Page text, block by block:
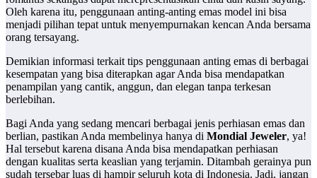
Oleh karena itu, penggunaan anting-anting emas model ini bisa
menjadi pilihan tepat untuk menyempurnakan kencan Anda bersama
orang tersayang.
Demikian informasi terkait tips penggunaan anting emas di berbagai
kesempatan yang bisa diterapkan agar Anda bisa mendapatkan
penampilan yang cantik, anggun, dan elegan tanpa terkesan
berlebihan.
Bagi Anda yang sedang mencari berbagai jenis perhiasan emas dan
berlian, pastikan Anda membelinya hanya di Mondial Jeweler, ya!
Hal tersebut karena disana Anda bisa mendapatkan perhiasan
dengan kualitas serta keaslian yang terjamin. Ditambah gerainya pun
sudah tersebar luas di hampir seluruh kota di Indonesia. Jadi, jangan